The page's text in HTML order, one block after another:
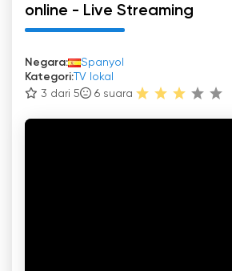
online - Live Streaming
Negara:
Spanyol
Kategori: TV lokal
3 dari 5
6 suara